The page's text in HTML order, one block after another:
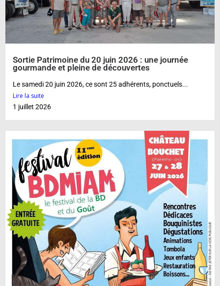
Sortie Patrimoine du 20 juin 2026 : une journée
gourmande et pleine de découvertes
Le samedi 20 juin 2026, ce sont 25 adhérents, ponctuels...
Lire la suite
1 juillet 2026